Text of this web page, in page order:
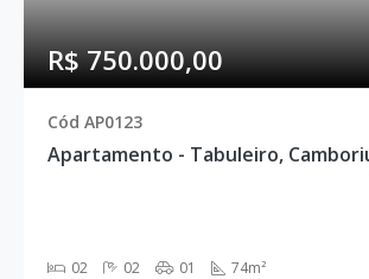
R$ 750.000,00
Cód AP0123
Apartamento - Tabuleiro,
02 02 01 74m²